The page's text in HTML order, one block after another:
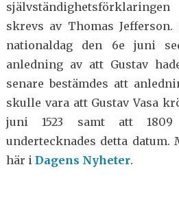
skrevs av Thomas
nationaldag den 6e juni
anledning av att Gustav
senare bestämdes att
skulle vara att Gustav Vasa
juni 1523 samt att 1809
undertecknades detta datum.
här i Dagens Nyheter.